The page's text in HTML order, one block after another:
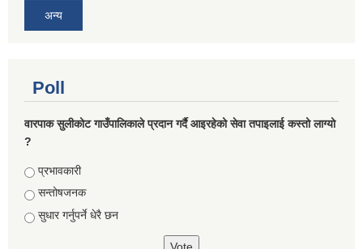
अन्य
Poll
वारपाक सुलीकोट गाउँपालिकाले प्रदान गर्दै आइरहेको सेवा तपाइलाई कस्तो लाग्यो
?
Choices
प्रभावकारी
सन्तोषजनक
सुधार गर्नुपर्ने धेरै छन